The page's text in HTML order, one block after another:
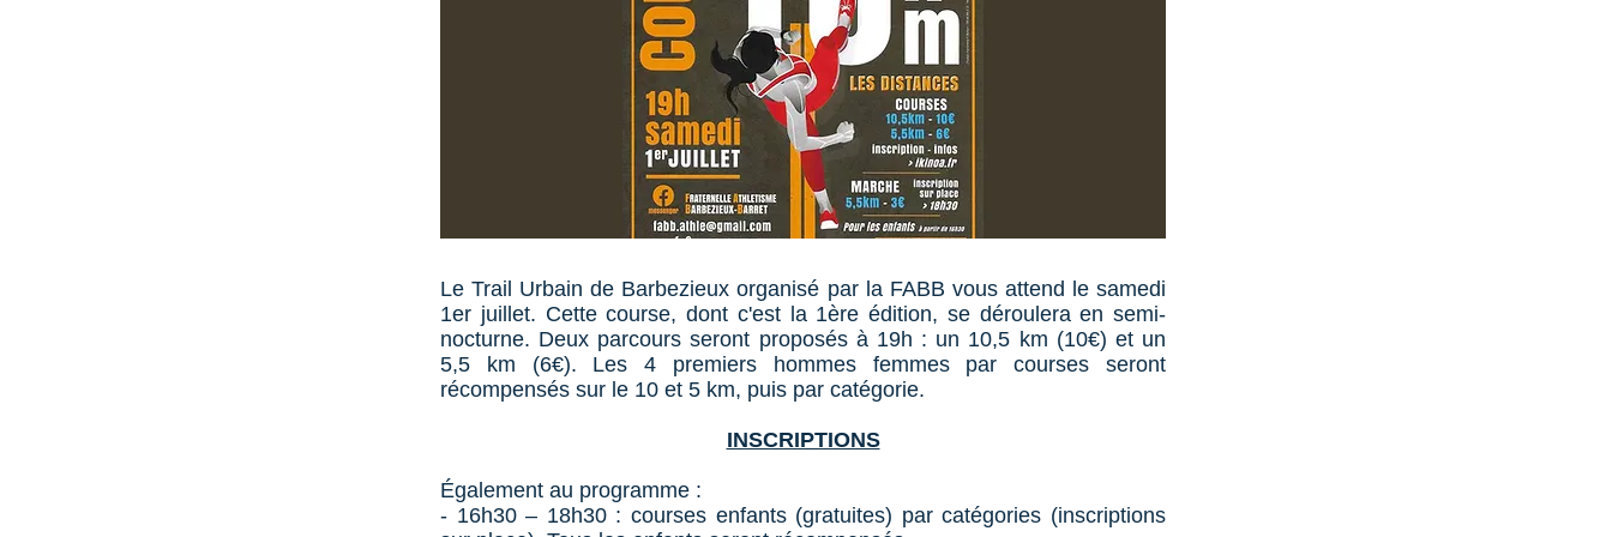
Le Trail Urbain de Barbezieux organisé par la FABB vous attend le samedi
1er juillet. Cette course, dont c'est la 1ère édition, se déroulera en semi-
nocturne. Deux parcours seront proposés à 19h : un 10,5 km (10€) et un
5,5 km (6€). Les 4 premiers hommes femmes par courses seront
récompensés sur le 10 et 5 km, puis par catégorie.
INSCRIPTIONS
Également au programme :
- 16h30 – 18h30 : courses enfants (gratuites) par catégories (inscriptions